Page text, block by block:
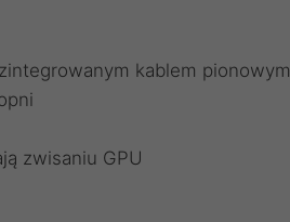
kablem pionowym
zwisaniu GPU